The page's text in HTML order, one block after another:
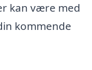
kan være med
kommende